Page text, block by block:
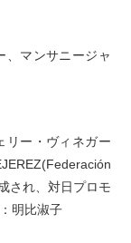
、マンサニージャ
リー・ヴィネガー
され、対日プロモ
明比淑子